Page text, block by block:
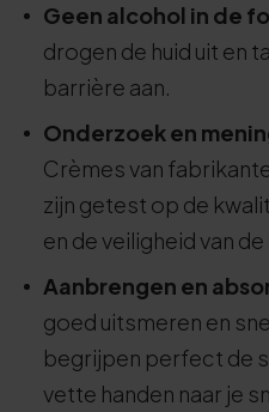
Geen alcohol in de
drogen de huid uit en
barrière aan.
Onderzoek en
Crèmes van
zijn getest op de
en de veiligheid van de
Aanbrengen en
goed uitsmeren en
begrijpen perfect de
vette handen naar je